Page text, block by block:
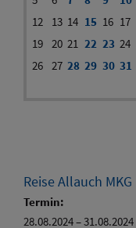
12
13 14 15 16 17
19 20 21 22 23 24
26 27 28 29 30 31
Reise Allauch MKG
Termin:
28.08.2024–31.08.2024